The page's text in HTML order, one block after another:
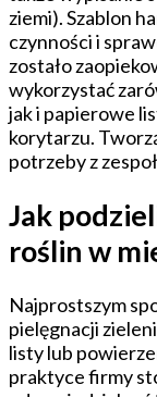
ziemi). Szablon
czynności i
zostało
wykorzystać
jak i papierowe
korytarzu.
potrzeby z
Jak
roślin w
Najprostszym
pielęgnacji
listy lub
praktyce firmy